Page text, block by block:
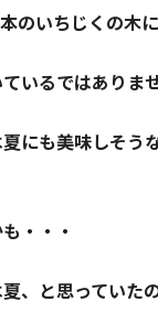
のいちじくの木に
いるではありま
にも美味しそう
・・・
、と思っていた